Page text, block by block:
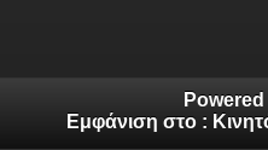
Εμφάνιση στο :